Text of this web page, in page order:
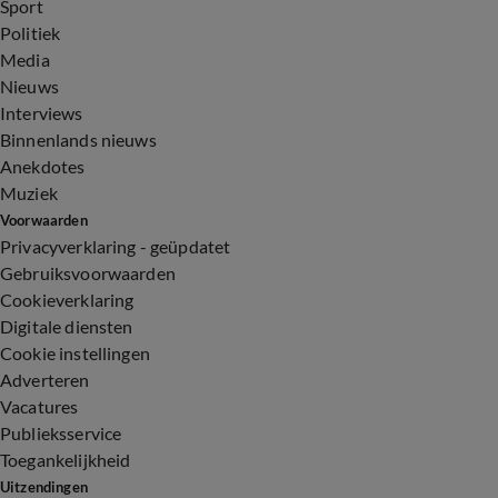
Sport
Politiek
Media
Nieuws
Interviews
Binnenlands nieuws
Anekdotes
Muziek
Voorwaarden
Privacyverklaring - geüpdatet
Gebruiksvoorwaarden
Cookieverklaring
Digitale diensten
Cookie instellingen
Adverteren
Vacatures
Publieksservice
Toegankelijkheid
Uitzendingen